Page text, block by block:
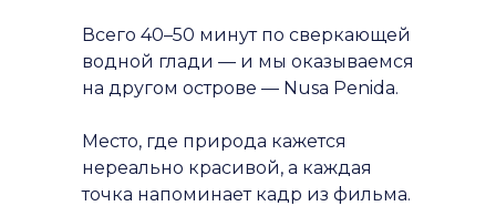
Всего 40–50 минут по сверкающей
водной глади — и мы оказываемся
на другом острове — Nusa Penida.
Место, где природа кажется
нереально красивой, а каждая
точка напоминает кадр из фильма.